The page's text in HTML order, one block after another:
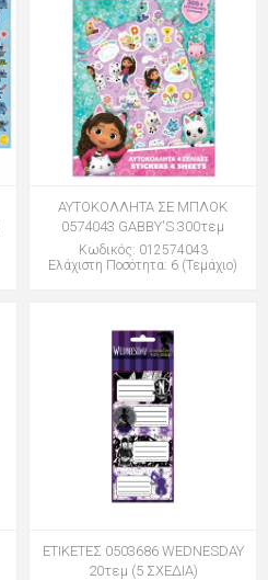
ΑΥΤΟΚΟΛΛΗΤΑ ΣΕ ΜΠΛΟΚ
0574043 GABBY'S 300τεμ
Κωδικός: 012574043
Ελάχιστη Ποσότητα: 6 (Τεμάχιο)
ΕΤΙΚΕΤΕΣ 0503686 WEDNESDAY
20τεμ (5 ΣΧΕΔΙΑ)